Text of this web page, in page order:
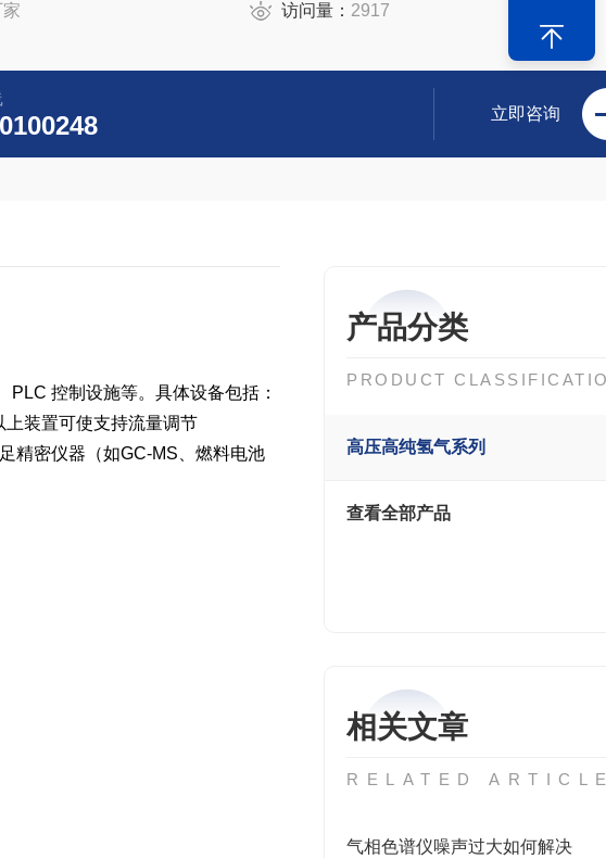
访问量： 2917
立即咨询
产品分类
PRODUCT
高压高纯氢气系列
查看全部产品
相关文章
RELATED
气相色谱仪噪声过大如何解决
控制设施等。具体设备包括：
装置可使支持流量调节
精密仪器（如GC-MS、燃料电池